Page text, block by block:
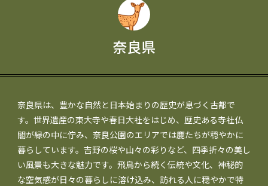
奈良県
奈良県は、豊かな自然と日本始まりの歴史が息づく古都で
す。世界遺産の東大寺や春日大社をはじめ、歴史ある寺社仏
閣が緑の中に佇み、奈良公園のエリアでは鹿たちが穏やかに
暮らしています。吉野の桜や山々の彩りなど、四季折々の美し
い風景も大きな魅力です。飛鳥から続く伝統や文化、神秘的
な空気感が日々の暮らしに溶け込み、訪れる人に穏やかで特